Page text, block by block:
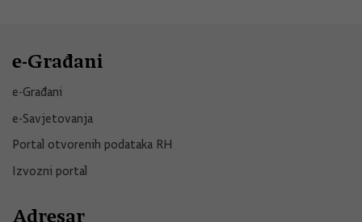
e-Građani
e-Građani
e-Savjetovanja
Portal otvorenih podataka RH
Izvozni portal
Adresar